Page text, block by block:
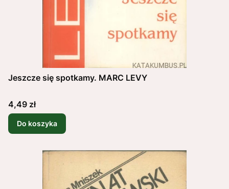
Jeszcze się spotkamy. MARC LEVY
Cena
4,49 zł
Do koszyka